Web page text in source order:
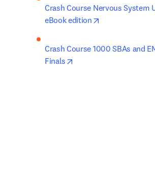
Crash Course Nervous System
eBook edition
Crash Course 1000 SBAs and
Finals